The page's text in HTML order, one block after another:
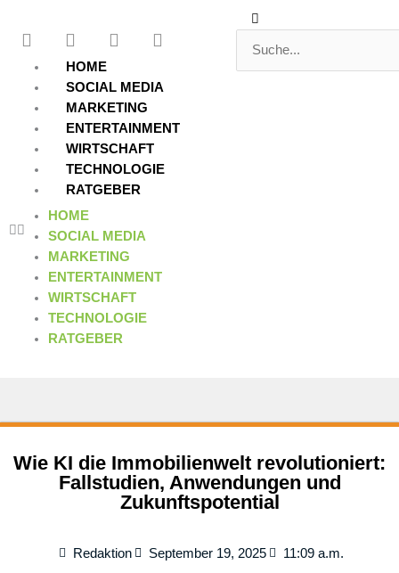
springen
F
a
e
o
T
w
i
t
t
e
r
Y
o
u
b
e
L
i
k
d
i
Suche
HOME
SOCIAL MEDIA
MARKETING
ENTERTAINMENT
WIRTSCHAFT
TECHNOLOGIE
RATGEBER
HOME
SOCIAL MEDIA
MARKETING
ENTERTAINMENT
WIRTSCHAFT
TECHNOLOGIE
RATGEBER
Wie KI die Immobilienwelt revolutioniert:
Fallstudien, Anwendungen und
Zukunftspotential
Redaktion September 19, 2025 11:09 a.m.